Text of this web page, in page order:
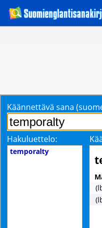
Käännettävä sana
Hakuluettelo:
temporalty